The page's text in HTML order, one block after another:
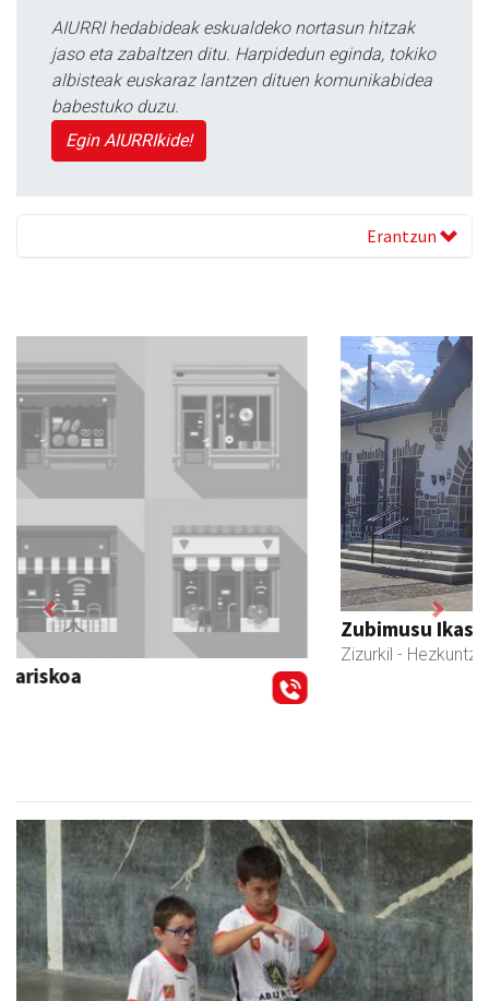
AIURRI hedabideak eskualdeko nortasun hitzak
jaso eta zabaltzen ditu. Harpidedun eginda, tokiko
albisteak euskaraz lantzen dituen komunikabidea
babestuko duzu.
Egin AIURRIkide!
Erantzun
Zubimusu Ikastola
Zizurkil - Hezkuntza
Previous Next